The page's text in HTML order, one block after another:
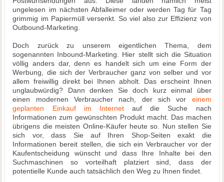
ungelesen im nächsten Abfalleimer oder werden Tag für Tag
grimmig im Papiermüll versenkt. So viel also zur Effizienz von
Outbound-Marketing.
Doch zurück zu unserem eigentlichen Thema, dem
sogenannten Inbound-Marketing. Hier stellt sich die Situation
völlig anders dar, denn es handelt sich um eine Form der
Werbung, die sich der Verbraucher ganz von selber und vor
allem freiwillig direkt bei Ihnen abholt. Das erscheint Ihnen
unglaubwürdig? Dann denken Sie doch kurz einmal über
einen modernen Verbraucher nach, der sich vor einem
geplanten Einkauf im Internetauf die Suche nach
Informationen zum gewünschten Produkt macht. Das machen
übrigens die meisten Online-Käufer heute so. Nun stellen Sie
sich vor, dass Sie auf Ihren Shop-Seiten exakt die
Informationen bereit stellen, die sich ein Verbraucher vor der
Kaufentscheidung wünscht und dass Ihre Inhalte bei den
Suchmaschinen so vorteilhaft platziert sind, dass der
potentielle Kunde auch tatsächlich den Weg zu Ihnen findet.